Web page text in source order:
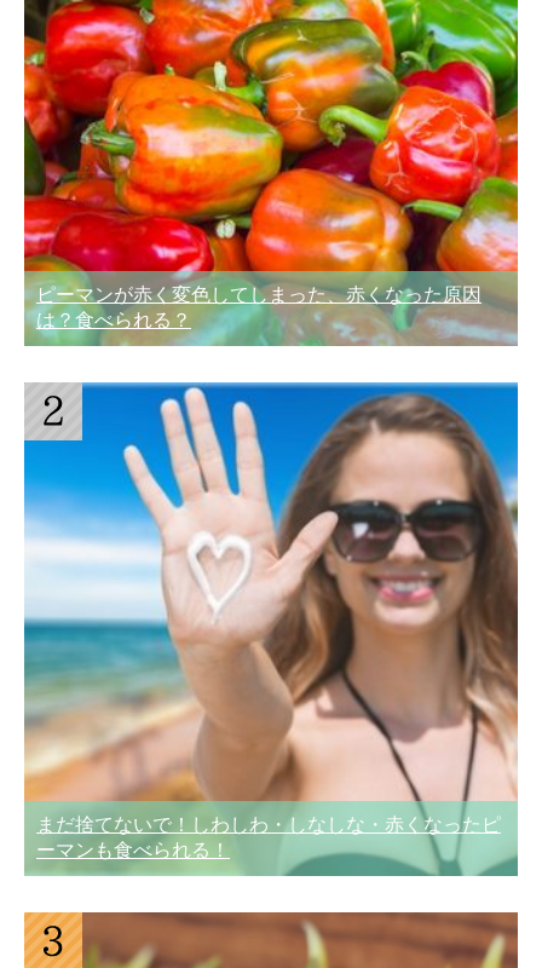
ピーマンが赤く変色してしまった、赤くなった原因
は？食べられる？
まだ捨てないで！しわしわ・しなしな・赤くなったピ
ーマンも食べられる！